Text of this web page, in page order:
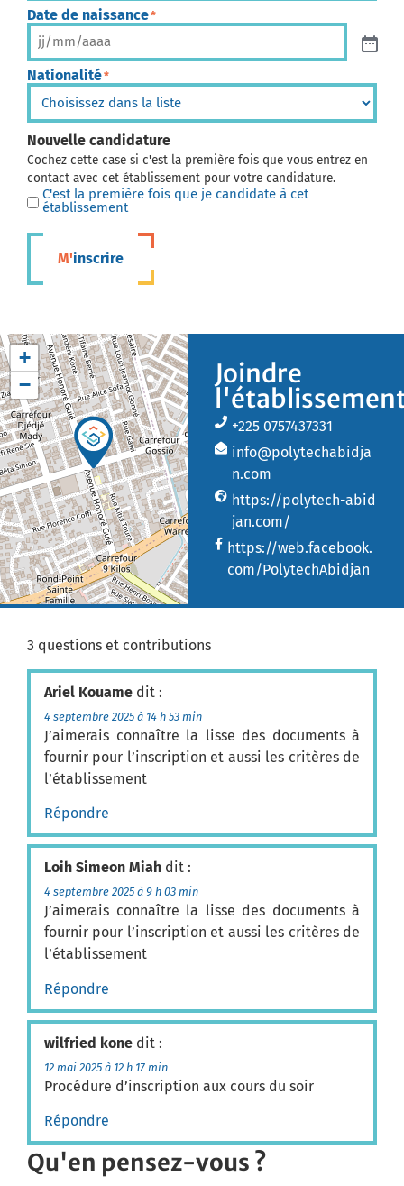
Date de naissance*
Nationalité*
Nouvelle candidature
Cochez cette case si c'est la première fois que vous entrez en
contact avec cet établissement pour votre candidature.
C'est la première fois que je candidate à cet
établissement
M'inscrire
+
−
Joindre
+225 0757437331
info@polytechabidja
n.com
https://polytech-abid
jan.com/
https://web.facebook.
com/PolytechAbidjan
3 questions et contributions
Ariel Kouame dit :
4 septembre 2025 à 14 h 53 min
J’aimerais connaître la lisse des documents à
fournir pour l’inscription et aussi les critères de
l’établissement
Répondre
Loih Simeon Miah dit :
4 septembre 2025 à 9 h 03 min
J’aimerais connaître la lisse des documents à
fournir pour l’inscription et aussi les critères de
l’établissement
Répondre
wilfried kone dit :
12 mai 2025 à 12 h 17 min
Procédure d’inscription aux cours du soir
Répondre
Qu'en pensez-vous ?